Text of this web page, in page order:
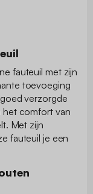
fauteuil met zijn
toevoeging
verzorgde
het comfort van
Met zijn
fauteuil je een